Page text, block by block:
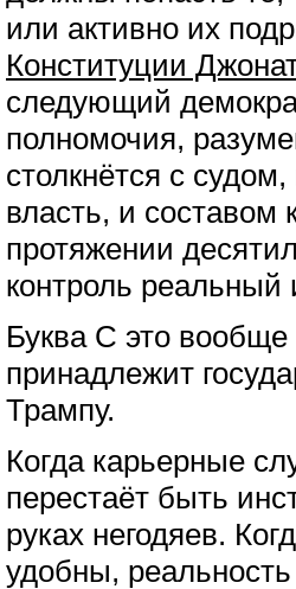
или активно их
Конституции
следующий
полномочия,
столкнётся с
власть, и составом
протяжении
контроль реальный
Буква C это
принадлежит
Трампу.
Когда карьерные
перестаёт быть
руках негодяев.
удобны,